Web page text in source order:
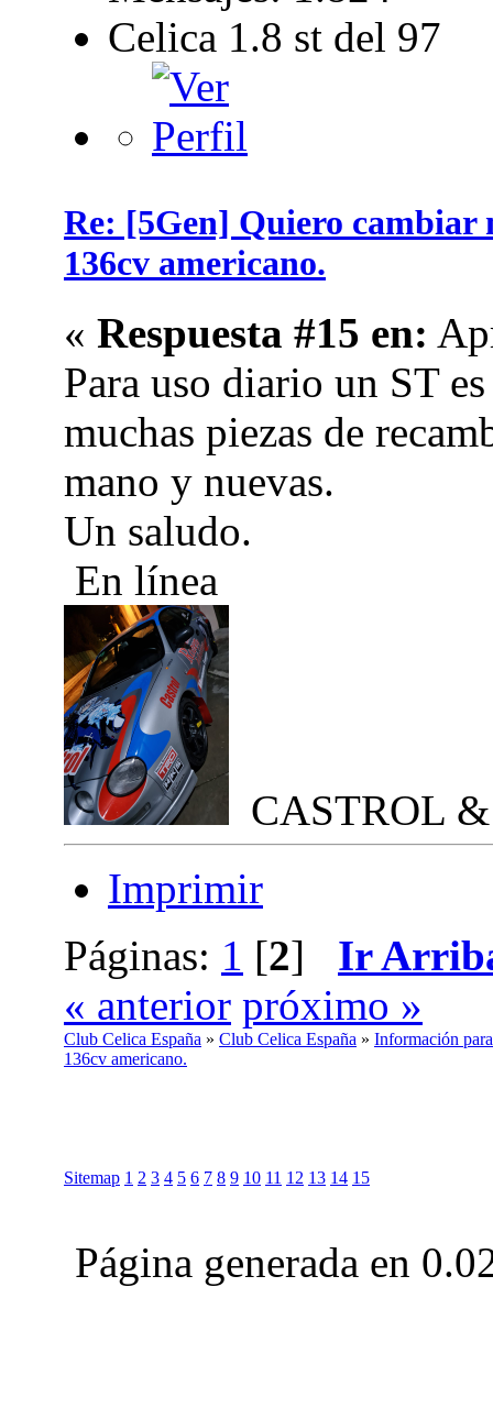
Celica 1.8 st del 97
Re: [5Gen] Quiero cambiar
136cv americano.
« Respuesta #15 en:
Para uso diario un ST
muchas piezas de
mano y nuevas.
Un saludo.
En línea
CASTROL
Imprimir
Páginas: 1 [2] Ir
« anterior próximo »
Club Celica España » Club Celica España » Información
136cv americano.
Sitemap 1 2 3 4 5 6 7 8 9 10 11 12 13 14 15
Página generada en